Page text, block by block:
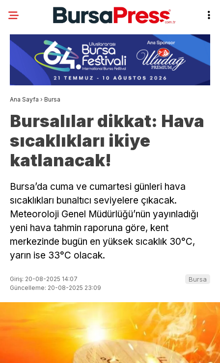
Ana Sayfa › Bursa
Bursalılar dikkat: Hava
sıcaklıkları ikiye
katlanacak!
Bursa’da cuma ve cumartesi günleri hava
sıcaklıkları bunaltıcı seviyelere çıkacak.
Meteoroloji Genel Müdürlüğü’nün yayınladığı
yeni hava tahmin raporuna göre, kent
merkezinde bugün en yüksek sıcaklık 30°C,
yarın ise 33°C olacak.
Giriş: 20-08-2025 14:07
Güncelleme: 20-08-2025 23:09
Bursa